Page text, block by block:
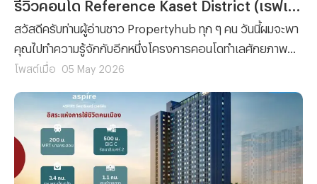
สวัสดีครับท่านผู้อ่านชาว Propertyhub ทุก ๆ คน วันนี้ผมจะพา
คุณไปทำความรู้จักกับอีกหนึ่งโครงการคอนโดทำเลศักยภาพ
ใกล้ ม.เกษตรฯ บางเขน ที่เรียกได้ว่าตอบโจทย์ทั้งการอยู่อาศัย
ถึงก็คือ Reference Kaset District (เรฟเฟอเรนซ์ เกษตร ดิส
ทริค) จาก SC Asset
โพสต์เมื่อ 05 May 2026